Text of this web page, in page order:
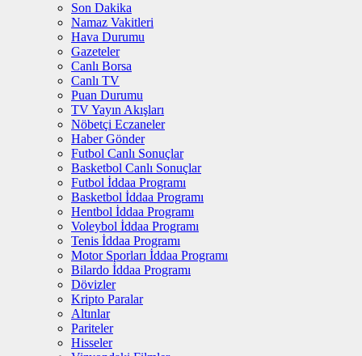
Son Dakika
Namaz Vakitleri
Hava Durumu
Gazeteler
Canlı Borsa
Canlı TV
Puan Durumu
TV Yayın Akışları
Nöbetçi Eczaneler
Haber Gönder
Futbol Canlı Sonuçlar
Basketbol Canlı Sonuçlar
Futbol İddaa Programı
Basketbol İddaa Programı
Hentbol İddaa Programı
Voleybol İddaa Programı
Tenis İddaa Programı
Motor Sporları İddaa Programı
Bilardo İddaa Programı
Dövizler
Kripto Paralar
Altınlar
Pariteler
Hisseler